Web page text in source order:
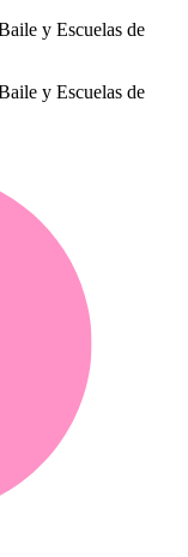
y Escuelas de
y Escuelas de